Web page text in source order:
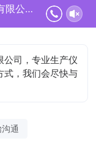
安徽省锐凌计量器制造有限公司正在为您服务
公司，专业生产仪
式，我们会尽快与
通